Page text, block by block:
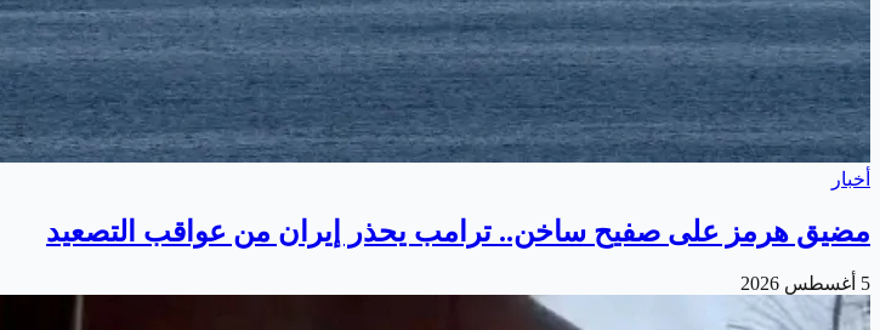
أخبار
مضيق هرمز على صفيح ساخن.. ترامب يحذر إيران من عواقب التصعيد
5 أغسطس 2026